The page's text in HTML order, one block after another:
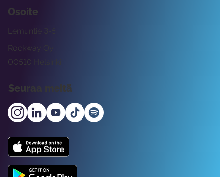
Osoite
Rockway Oy
Lemuntie 3-5
00510 Helsinki
Seuraa meitä